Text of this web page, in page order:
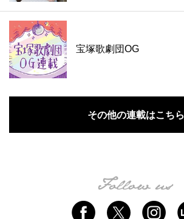
宝塚歌劇団OG
その他の連載はこちら